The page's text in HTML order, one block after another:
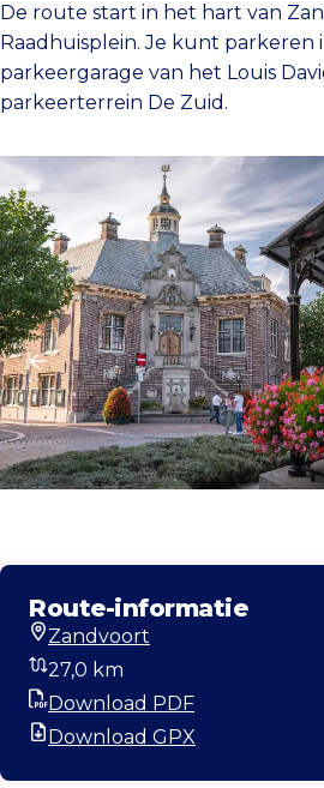
De route start in het hart van
Raadhuisplein. Je kunt parkeren
parkeergarage van het Louis
parkeerterrein De Zuid.
Route-informatie
Startlocatie
Zandvoort
Afstand
27,0 km
PDF
Download PDF
Download GPX